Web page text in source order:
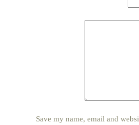
Save my name, email and